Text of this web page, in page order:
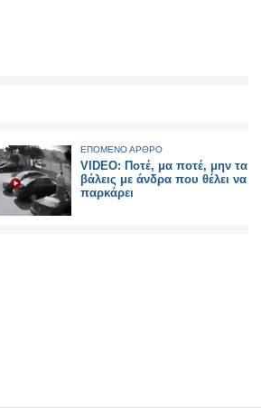
ΕΠΟΜΕΝΟ ΑΡΘΡΟ
VIDEO: Ποτέ, μα ποτέ, μην τα
βάλεις με άνδρα που θέλει να
παρκάρει